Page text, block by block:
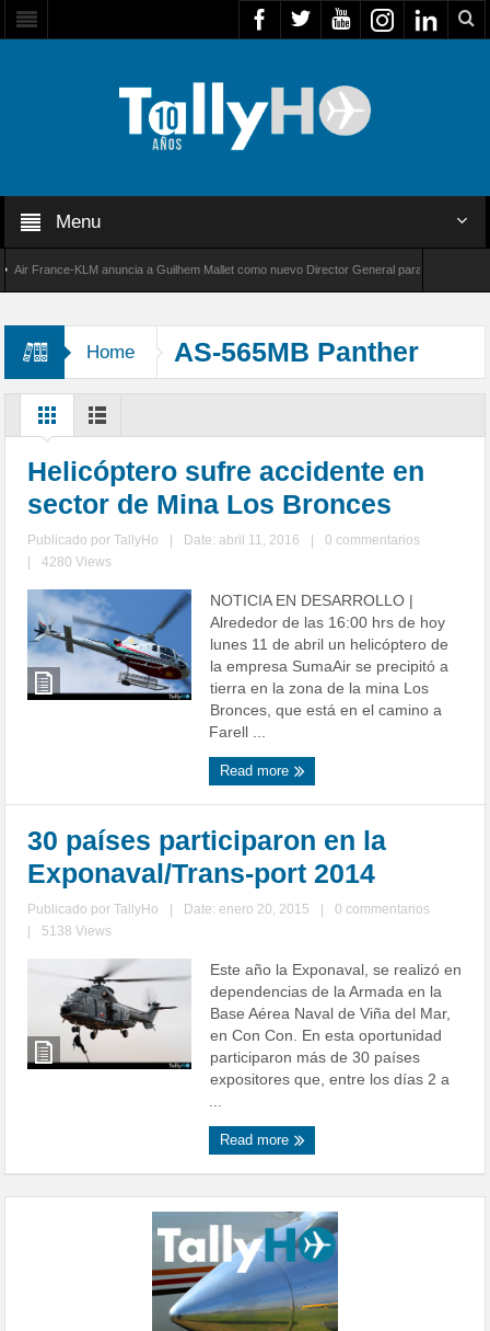
Menu
KLM anuncia a Guilhem Mallet como nuevo Director General para América Latina
Home AS-565MB Panther
Helicóptero sufre accidente en
sector de Mina Los Bronces
Publicado porTallyHo Date: abril 11, 2016
0 commentarios
4280 Views
NOTICIA EN DESARROLLO |
Alrededor de las 16:00 hrs de hoy
lunes 11 de abril un helicóptero de
la empresa SumaAir se precipitó a
tierra en la zona de la mina Los
Bronces, que está en el camino a
Farell ...
Read more
30 países participaron en la
Exponaval/Trans-port 2014
Publicado porTallyHo Date: enero 20, 2015
0 commentarios
5138 Views
Este año la Exponaval, se realizó en
dependencias de la Armada en la
Base Aérea Naval de Viña del Mar,
en Con Con. En esta oportunidad
participaron más de 30 países
expositores que, entre los días 2 a
...
Read more